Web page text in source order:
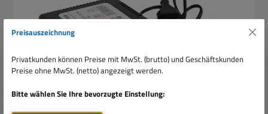
Preisauszeichnung
Privatkunden können Preise mit MwSt. (brutto) und Geschäftskunden
Preise ohne MwSt. (netto) angezeigt werden.
Bitte wählen Sie Ihre bevorzugte Einstellung: